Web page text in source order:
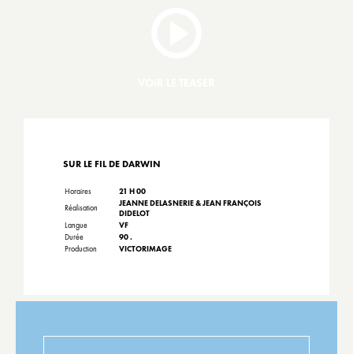
SUR LE FIL DE DARWIN
Horaires
21 H 00
Réalisation
JEANNE DELASNERIE & JEAN FRANÇOIS
DIDELOT
Langue
VF
Durée
90 .
Production
VICTORIMAGE